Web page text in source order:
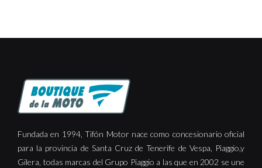
Fundada en 1994, Tifón Motor nace como concesionario oficial
para la provincia de Santa Cruz de Tenerife de Vespa, Piaggio,y
Gilera, todas marcas del Grupo Piaggio a las que en 2002 se une